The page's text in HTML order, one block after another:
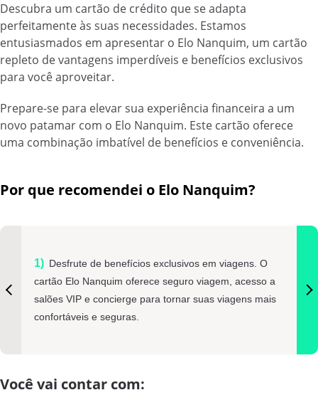
Descubra um cartão de crédito que se adapta
perfeitamente às suas necessidades. Estamos
entusiasmados em apresentar o Elo Nanquim, um cartão
repleto de vantagens imperdíveis e benefícios exclusivos
para você aproveitar.
Prepare-se para elevar sua experiência financeira a um
novo patamar com o Elo Nanquim. Este cartão oferece
uma combinação imbatível de benefícios e conveniência.
Por que recomendei o Elo Nanquim?
Desfrute de benefícios exclusivos em viagens. O
cartão Elo Nanquim oferece seguro viagem, acesso a
salões VIP e concierge para tornar suas viagens mais
confortáveis e seguras.
Você vai contar com: